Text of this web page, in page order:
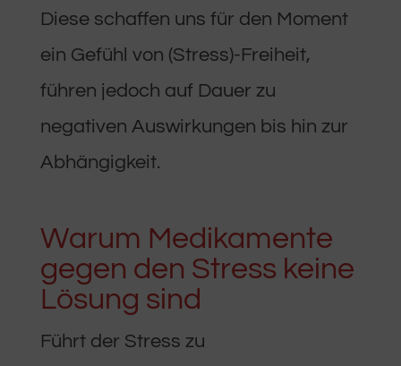
Diese schaffen uns für den Moment
ein Gefühl von (Stress)-Freiheit,
führen jedoch auf Dauer zu
negativen Auswirkungen bis hin zur
Abhängigkeit.
Warum Medikamente
gegen den Stress keine
Lösung sind
Führt der Stress zu